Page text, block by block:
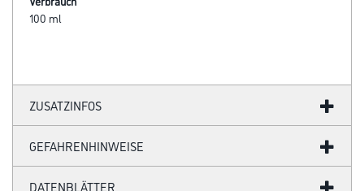
100 ml
ZUSATZINFOS
GEFAHRENHINWEISE
DATENBLÄTTER